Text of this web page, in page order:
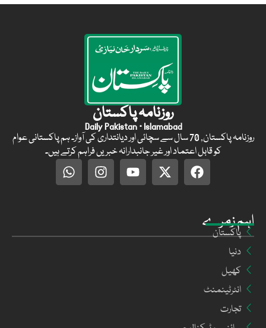
اہم زمرے
پاکستان
دنیا
کھیل
انٹرٹینمنٹ
تجارت
روزنامہ پاکستان
Daily Pakistan · Islamabad
روزنامہ پاکستان, 70 سال سے سچائی اور دیانتداری کی آواز۔ ہم پاکستانی عوام
کو قابل اعتماد اور غیر جانبدارانہ خبریں فراہم کرتے ہیں۔